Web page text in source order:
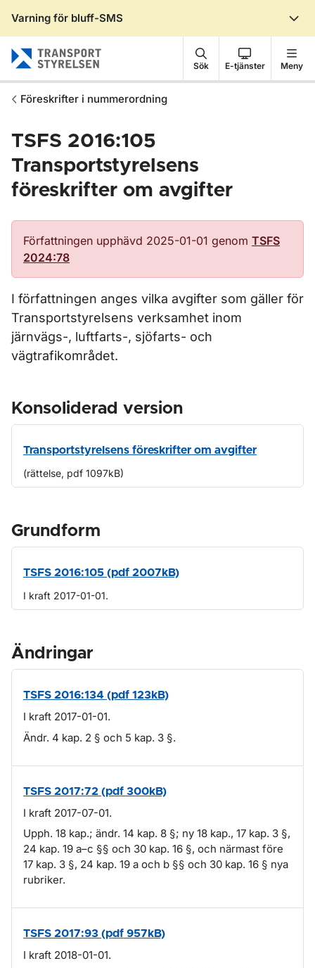
Varning för bluff-SMS
Sök E-tjänster Meny
Föreskrifter i nummerordning
TSFS 2016:105
Transportstyrelsens
föreskrifter om avgifter
Författningen upphävd 2025-01-01 genom TSFS
2024:78
I författningen anges vilka avgifter som gäller för
Transportstyrelsens verksamhet inom
järnvägs-, luftfarts-, sjöfarts- och
vägtrafikområdet.
Konsoliderad version
Transportstyrelsens föreskrifter om avgifter
(rättelse, pdf 1097kB)
Grundform
TSFS 2016:105 (pdf 2007kB)
I kraft 2017-01-01.
Ändringar
TSFS 2016:134 (pdf 123kB)
I kraft 2017-01-01.
Ändr. 4 kap. 2 § och 5 kap. 3 §.
TSFS 2017:72 (pdf 300kB)
I kraft 2017-07-01.
Upph. 18 kap.; ändr. 14 kap. 8 §; ny 18 kap., 17 kap. 3 §,
24 kap. 19 a–c §§ och 30 kap. 16 §, och närmast före
17 kap. 3 §, 24 kap. 19 a och b §§ och 30 kap. 16 § nya
rubriker.
TSFS 2017:93 (pdf 957kB)
I kraft 2018-01-01.